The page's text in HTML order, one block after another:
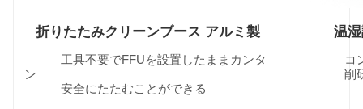
折りたたみクリーンブース アルミ製
工具不要でFFUを設置したままカンタ
ン
安全にたたむことができる
温
コンタミ
削研磨・